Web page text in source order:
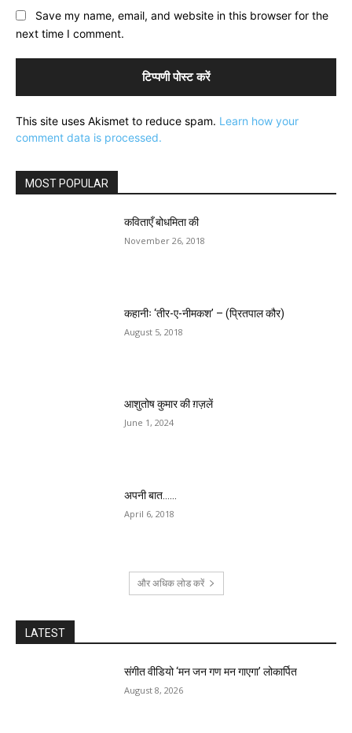
Save my name, email, and website in this browser for the
next time I comment.
This site uses Akismet to reduce spam. Learn how your
comment data is processed.
MOST POPULAR
कविताएँ बोधमिता की
November 26, 2018
कहानीः ‘तीर-ए-नीमकश’ – (प्रितपाल कौर)
August 5, 2018
आशुतोष कुमार की ग़ज़लें
June 1, 2024
अपनी बात……
April 6, 2018
और अधिक लोड करें
LATEST
संगीत वीडियो ‘मन जन गण मन गाएगा’ लोकार्पित
August 8, 2026